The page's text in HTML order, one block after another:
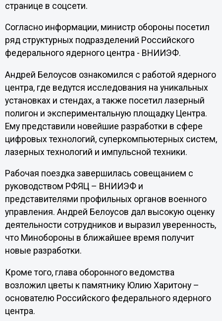
странице в соцсети.
Согласно информации, министр обороны посетил
ряд структурных подразделений Российского
федерального ядерного центра - ВНИИЭФ.
Андрей Белоусов ознакомился с работой ядерного
центра, где ведутся исследования на уникальных
установках и стендах, а также посетил лазерный
полигон и экспериментальную площадку Центра.
Ему представили новейшие разработки в сфере
цифровых технологий, суперкомпьютерных систем,
лазерных технологий и импульсной техники.
Рабочая поездка завершилась совещанием с
руководством РФЯЦ – ВНИИЭФ и
представителями профильных органов военного
управления. Андрей Белоусов дал высокую оценку
деятельности сотрудников и выразил уверенность,
что Минобороны в ближайшее время получит
новые разработки.
Кроме того, глава оборонного ведомства
возложил цветы к памятнику Юлию Харитону –
основателю Российского федерального ядерного
центра.